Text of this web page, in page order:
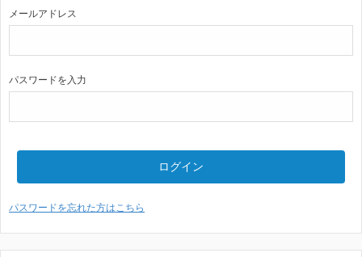
メールアドレス
パスワードを入力
ログイン
パスワードを忘れた方はこちら